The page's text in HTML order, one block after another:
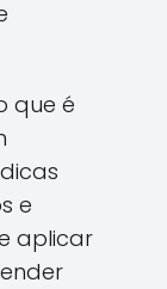
que é
e
aplicar